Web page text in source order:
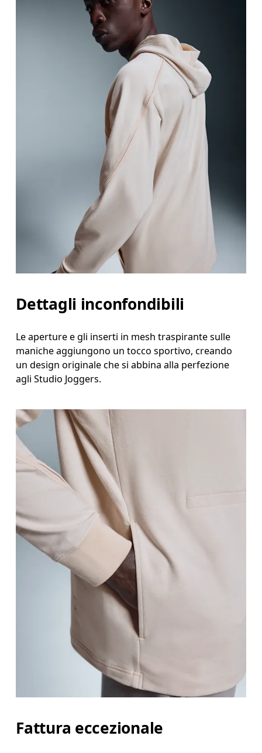
Dettagli inconfondibili
Le aperture e gli inserti in mesh traspirante sulle
maniche aggiungono un tocco sportivo, creando
un design originale che si abbina alla perfezione
agli Studio Joggers.
Fattura eccezionale